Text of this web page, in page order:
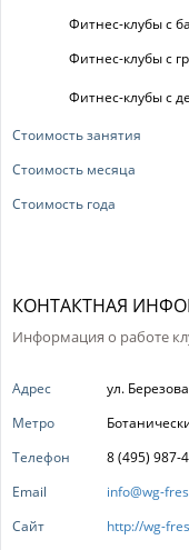
Фитнес-клубы с
Фитнес-клубы с
Фитнес-клубы с
Стоимость занятия
Стоимость месяца
Стоимость года
КОНТАКТНАЯ
Информация о работе
Адрес
ул.
Метро
Телефон
8 (495) 987-
Email
info@wg-
Сайт
http://wg-